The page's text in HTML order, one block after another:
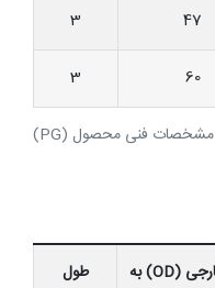
مشخصات فنی محصول (PG)
47
3
60
3
قطر خارجی (OD) به
طول